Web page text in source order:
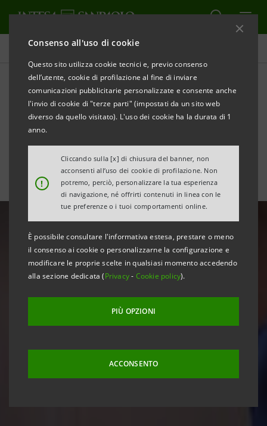
Consenso all'uso di cookie
Questo sito utilizza cookie tecnici e, previo consenso
dell’utente, cookie di profilazione al fine di inviare
comunicazioni pubblicitarie personalizzate e consente anche
l'invio di cookie di "terze parti" (impostati da un sito web
diverso da quello visitato). L'uso dei cookie ha la durata di 1
anno.
!
Cliccando sulla [x] di chiusura del banner, non
acconsenti all’uso dei cookie di profilazione. Non
potremo, perciò, personalizzare la tua esperienza
di navigazione, né offrirti contenuti in linea con le
tue preferenze o i tuoi comportamenti online.
È possibile consultare l'informativa estesa, prestare o meno
il consenso ai cookie o personalizzarne la configurazione e
modificare le proprie scelte in qualsiasi momento accedendo
alla sezione dedicata (Privacy- Cookie policy).
PIÙ OPZIONI
ACCONSENTO
Tutte le news
Piccole imprese crescono:
l’impegno di Intesa
Sanpaolo